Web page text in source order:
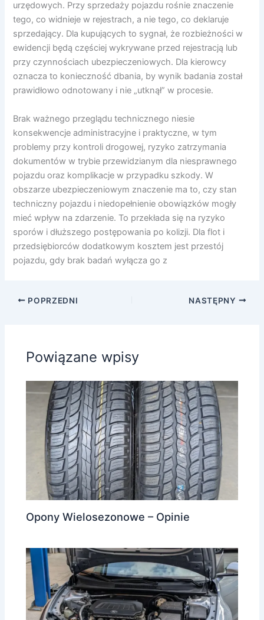
urzędowych. Przy sprzedaży pojazdu rośnie znaczenie
tego, co widnieje w rejestrach, a nie tego, co deklaruje
sprzedający. Dla kupujących to sygnał, że rozbieżności w
ewidencji będą częściej wykrywane przed rejestracją lub
przy czynnościach ubezpieczeniowych. Dla kierowcy
oznacza to konieczność dbania, by wynik badania został
prawidłowo odnotowany i nie „utknął” w procesie.
Brak ważnego przeglądu technicznego niesie
konsekwencje administracyjne i praktyczne, w tym
problemy przy kontroli drogowej, ryzyko zatrzymania
dokumentów w trybie przewidzianym dla niesprawnego
pojazdu oraz komplikacje w przypadku szkody. W
obszarze ubezpieczeniowym znaczenie ma to, czy stan
techniczny pojazdu i niedopełnienie obowiązków mogły
mieć wpływ na zdarzenie. To przekłada się na ryzyko
sporów i dłuższego postępowania po kolizji. Dla flot i
przedsiębiorców dodatkowym kosztem jest przestój
pojazdu, gdy brak badań wyłącza go z
POPRZEDNI NASTĘPNY
Powiązane wpisy
Opony Wielosezonowe – Opinie